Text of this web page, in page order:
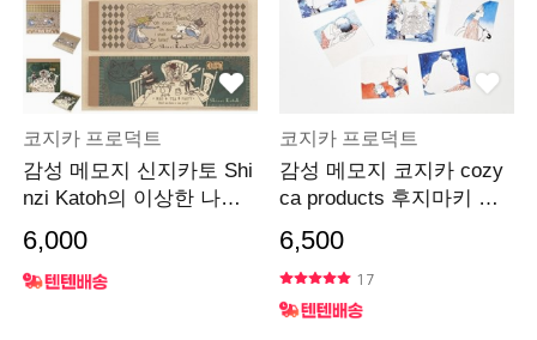
코지카 프로덕트
감성 메모지 신지카토 Shi
nzi Katoh의 이상한 나라
6,000
코지카 프로덕트
감성 메모지 코지카 cozy
ca products 후지마키 사
6,500
17